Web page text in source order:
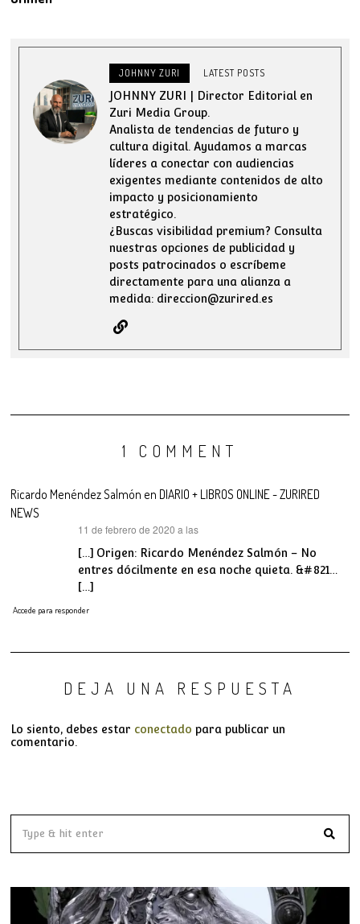
JOHNNY ZURI LATEST POSTS
JOHNNY ZURI | Director Editorial en
Zuri Media Group.
Analista de tendencias de futuro y
cultura digital. Ayudamos a marcas
líderes a conectar con audiencias
exigentes mediante contenidos de alto
impacto y posicionamiento
estratégico.
¿Buscas visibilidad premium? Consulta
nuestras opciones de publicidad y
posts patrocinados o escríbeme
directamente para una alianza a
medida: direccion@zurired.es
1 COMMENT
Ricardo Menéndez Salmón en DIARIO + LIBROS ONLINE - ZURIRED
NEWS
11 de febrero de 2020 a las
[…] Origen: Ricardo Menéndez Salmón – No
entres dócilmente en esa noche quieta. &#821…
[…]
Accede para responder
DEJA UNA RESPUESTA
Lo siento, debes estar conectado para publicar un
comentario.